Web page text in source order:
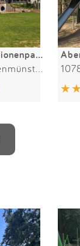
Mehrgenerationenpark Bürgerwiese Bredenborn